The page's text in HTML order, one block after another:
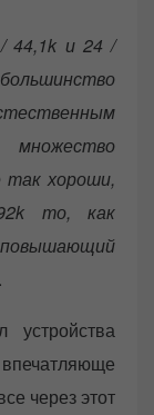
44,1k и 24 /
так хороши,
то, как
устройства
через этот